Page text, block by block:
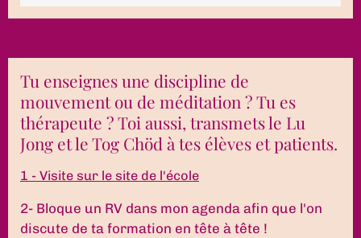
Tu enseignes une discipline de
mouvement ou de méditation ? Tu es
thérapeute ? Toi aussi, transmets le Lu
Jong et le Tog Chöd à tes élèves et patients.
1 - Visite sur le site de l'école
2- Bloque un RV dans mon agenda afin que l'on
discute de ta formation en tête à tête !